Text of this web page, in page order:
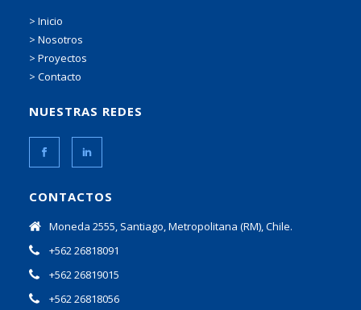
> Inicio
> Nosotros
> Proyectos
> Contacto
NUESTRAS REDES
CONTACTOS
Moneda 2555, Santiago, Metropolitana (RM), Chile.
+562 26818091
+562 26819015
+562 26818056